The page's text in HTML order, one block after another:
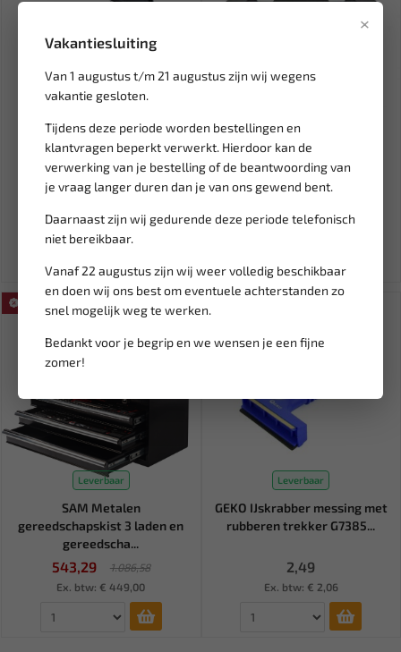
×
Vakantiesluiting
Van 1 augustus t/m 21 augustus zijn wij wegens
vakantie gesloten.
Tijdens deze periode worden bestellingen en
klantvragen beperkt verwerkt. Hierdoor kan de
verwerking van je bestelling of de beantwoording van
je vraag langer duren dan je van ons gewend bent.
Daarnaast zijn wij gedurende deze periode telefonisch
niet bereikbaar.
Vanaf 22 augustus zijn wij weer volledig beschikbaar
en doen wij ons best om eventuele achterstanden zo
snel mogelijk weg te werken.
Bedankt voor je begrip en we wensen je een fijne
zomer!
Leverbaar
BGS KRAFTMAN
Soldeerpistool | 100 W 9920
Leverbaar
FORCE 3/8" Doppen set lang
12-kant, 8 t/m 19 mm 31...
32,19
Leverbaar
SAM Metalen
gereedschapskist 3 laden en
gereedscha...
543,29
1.086,58
Ex. btw: € 449,00
Leverbaar
GEKO IJskrabber messing met
rubberen trekker G7385...
2,49
Ex. btw: € 2,06